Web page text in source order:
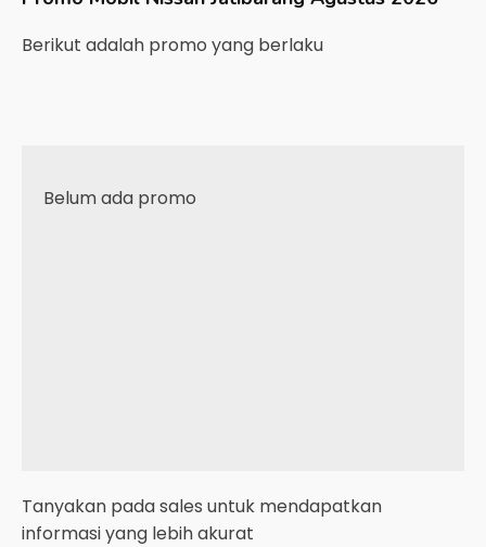
Berikut adalah promo yang berlaku
Belum ada promo
Tanyakan pada sales untuk mendapatkan
informasi yang lebih akurat